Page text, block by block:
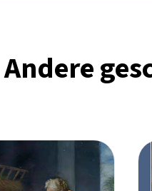
Andere